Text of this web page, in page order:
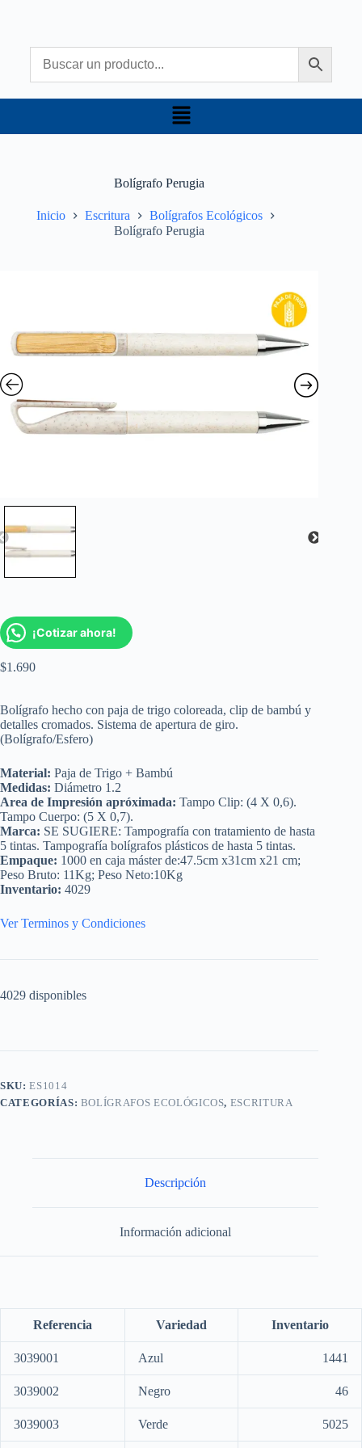
Bolígrafo Perugia
Inicio Escritura
Bolígrafos Ecológicos
Bolígrafo Perugia
¡Cotizar ahora!
$1.690
Bolígrafo hecho con paja de trigo coloreada, clip de bambú y
detalles cromados. Sistema de apertura de giro.
(Bolígrafo/Esfero)
Material: Paja de Trigo + Bambú
Medidas: Diámetro 1.2
Area de Impresión apróximada: Tampo Clip: (4 X 0,6).
Tampo Cuerpo: (5 X 0,7).
Marca: SE SUGIERE: Tampografía con tratamiento de hasta
5 tintas. Tampografía bolígrafos plásticos de hasta 5 tintas.
Empaque: 1000 en caja máster de:47.5cm x31cm x21 cm;
Peso Bruto: 11Kg; Peso Neto:10Kg
Inventario: 4029
Ver Terminos y Condiciones
4029 disponibles
SKU:ES1014
CATEGORÍAS: BOLÍGRAFOS ECOLÓGICOS, ESCRITURA
Descripción
Información adicional
Referencia Variedad Inventario
3039001 Azul 1441
3039002 Negro 46
3039003 Verde 5025